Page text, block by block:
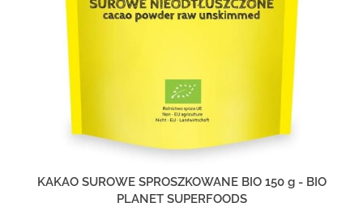
KAKAO SUROWE SPROSZKOWANE BIO 150 g - BIO
PLANET SUPERFOODS